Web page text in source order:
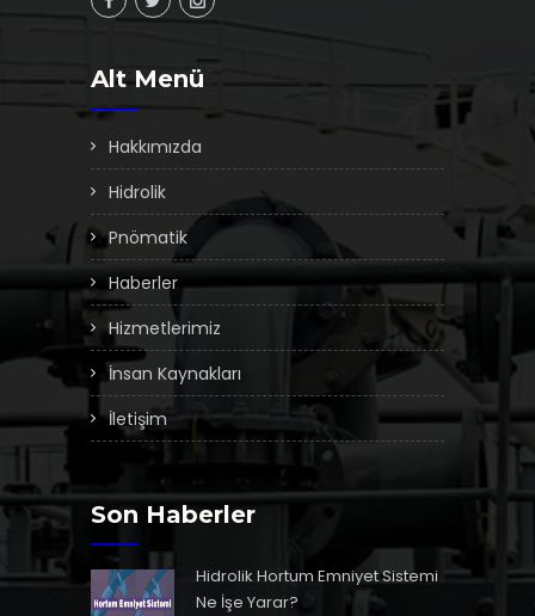
Alt Menü
Hakkımızda
Hidrolik
Pnömatik
Haberler
Hizmetlerimiz
İnsan Kaynakları
İletişim
Son Haberler
Hidrolik Hortum Emniyet Sistemi
Ne İşe Yarar?